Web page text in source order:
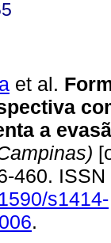
et al.
a
460.
s1414-
.